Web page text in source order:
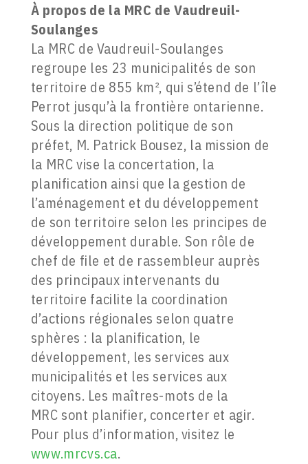
À propos de la MRC de Vaudreuil-
Soulanges
La MRC de Vaudreuil-Soulanges
regroupe les 23 municipalités de son
territoire de 855 km², qui s’étend de l’île
Perrot jusqu’à la frontière ontarienne.
Sous la direction politique de son
préfet, M. Patrick Bousez, la mission de
la MRC vise la concertation, la
planification ainsi que la gestion de
l’aménagement et du développement
de son territoire selon les principes de
développement durable. Son rôle de
chef de file et de rassembleur auprès
des principaux intervenants du
territoire facilite la coordination
d’actions régionales selon quatre
sphères : la planification, le
développement, les services aux
municipalités et les services aux
citoyens. Les maîtres-mots de la
MRC sont planifier, concerter et agir.
Pour plus d’information, visitez le
www.mrcvs.ca.